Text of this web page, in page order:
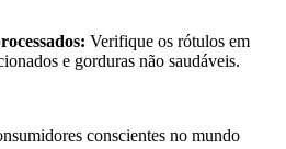
Verifique os rótulos em
e gorduras não saudáveis.
conscientes no mundo